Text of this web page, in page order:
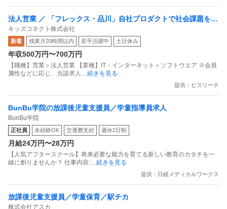
法人営業 ／ 「フレックス・品川」自社プロダクトで社会課題を解
決_子育て領域のDX推進 SaaSセールス募集！
キッズコネクト株式会社
新着 残業月20時間以内 若手活躍中 土日休み
年収500万円〜700万円
【職種】営業＞法人営業 【業種】IT・インターネット＞ソフトウエア ※会員
属性などに応じ、当該求人 …続きを見る
提供：ビズリーチ
BunBu学院の放課後児童支援員／学童指導員求人
BunBu学院
正社員 未経験OK 交通費支給 週休2日制
月給24万円〜28万円
【人気アフタースクール】将来必要な能力を育てる新しい教育のカタチを一
緒に創りませんか？ 仕事内容:…続きを見る
提供：日経メディカルワークス
放課後児童支援員／学童保育／駅チカ
株式会社アスカ